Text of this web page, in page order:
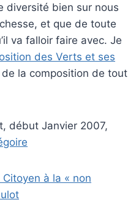
diversité bien sur nous
et que de toute
va falloir faire avec. Je
des Verts et ses
la composition de tout
début Janvier 2007,
Citoyen à la « non